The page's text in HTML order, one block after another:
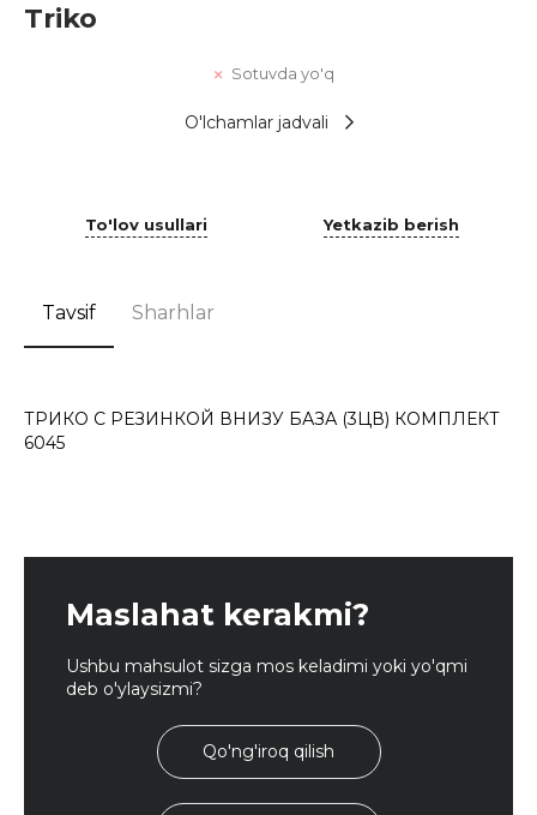
Triko
Sotuvda yo'q
O'lchamlar jadvali
To'lov usullari Yetkazib berish
Tavsif Sharhlar
ТРИКО С РЕЗИНКОЙ ВНИЗУ БАЗА (3ЦВ) КОМПЛЕКТ
6045
Maslahat kerakmi?
Ushbu mahsulot sizga mos keladimi yoki yo'qmi
deb o'ylaysizmi?
Qo'ng'iroq qilish